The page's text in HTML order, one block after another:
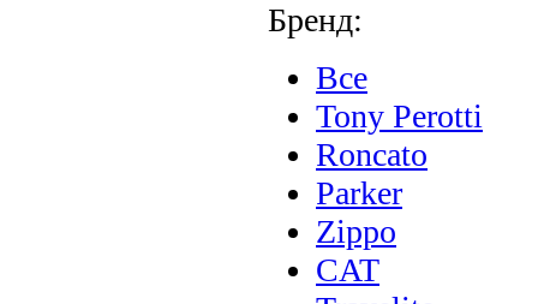
Бренд:
Все
Tony Perotti
Roncato
Parker
Zippo
CAT